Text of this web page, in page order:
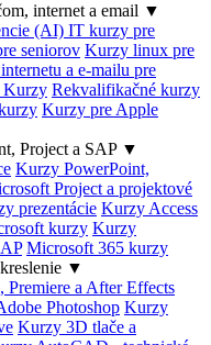
internet a email ▼
(AI) IT kurzy pre
seniorov Kurzy linux pre
a e-mailu pre
Kurzy Rekvalifikačné kurzy
Kurzy pre Apple
Project a SAP ▼
Kurzy PowerPoint,
Project a projektové
prezentácie Kurzy Access
kurzy Kurzy
Microsoft 365 kurzy
▼
a After Effects
Photoshop Kurzy
Kurzy 3D tlače a